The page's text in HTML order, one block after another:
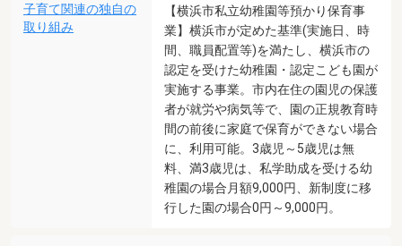
子育て関連の独自の
取り組み
【横浜市私立幼稚園等預かり保育事
業】横浜市が定めた基準(実施日、時
間、職員配置等)を満たし、横浜市の
認定を受けた幼稚園・認定こども園が
実施する事業。市内在住の園児の保護
者が就労や病気等で、園の正規教育時
間の前後に家庭で保育ができない場合
に、利用可能。3歳児～5歳児は無
料、満3歳児は、私学助成を受ける幼
稚園の場合月額9,000円、新制度に移
行した園の場合0円～9,000円。